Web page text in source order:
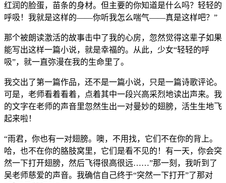
红润的脸蛋，苗条的身材。但主要的你知道是什么吗？轻轻的
呼吸！我就是这样的——你听我怎么喘气——真是这样吧？”
那个被朗读激活的故事击中了我的心房，忽然觉得这辈子如果
能写出这样一篇小说，就是幸福的。从此，少女“轻轻的呼
吸”，就一直弥漫在我的生命里了。
我交出了第一篇作品，还不是一篇小说，只是一篇诗歌评论。
可是，老师看着看着，点着其中一段兴高采烈地读出声来。我
的文字在老师的声音里忽然生出一对曼妙的翅膀，活生生地飞
起来啦！
“雨君，你也有一对翅膀。噢，不用找，它们不在你的背上。
哈，也不在你的胳肢窝里，它们是看不见的！有一天，你会突
然一下打开翅膀，然后飞得很高很远……”那一刻，我听到了
吴老师慈爱的声音。我确信自己终于“突然一下打开”了那对